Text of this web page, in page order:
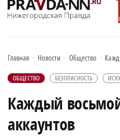
Главная • Новости • Общество •
ОБЩЕСТВО БЕЗОПАСНОСТЬ
Каждый
аккаунтов